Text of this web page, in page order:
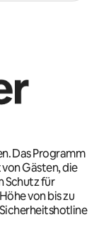
Das Programm
Gästen, die
Schutz für
von bis zu